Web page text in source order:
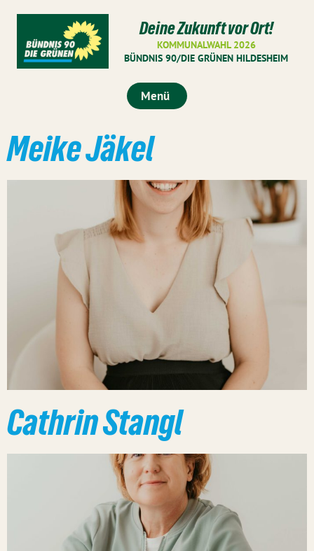
Deine Zukunft vor Ort!
KOMMUNALWAHL 2026
BÜNDNIS 90/DIE GRÜNEN HILDESHEIM
Menü
Meike Jäkel
Cathrin Stangl